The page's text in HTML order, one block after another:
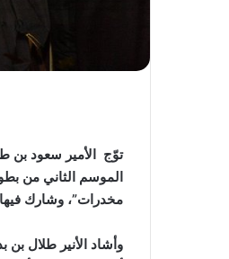
توّج الأمير سعود بن
الموسم الثاني من
مخدرات”، وشارك فيها 28 فريقاً من مختلف القطاعات، وأقيمت منافساتها في على ملعب متنزه الملك عبدالله البيئي.
وأشاد الأنير طلال بن